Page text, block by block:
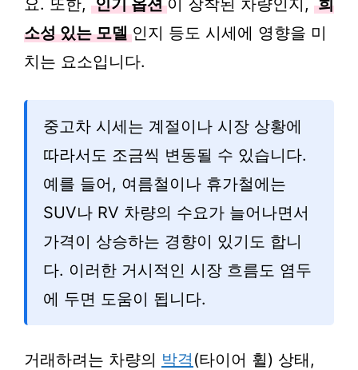
요. 또한, 인기 옵션 이 장착된 차량인지, 희
소성 있는 모델 인지 등도 시세에 영향을 미
치는 요소입니다.
중고차 시세는 계절이나 시장 상황에
따라서도 조금씩 변동될 수 있습니다.
예를 들어, 여름철이나 휴가철에는
SUV나 RV 차량의 수요가 늘어나면서
가격이 상승하는 경향이 있기도 합니
다. 이러한 거시적인 시장 흐름도 염두
에 두면 도움이 됩니다.
거래하려는 차량의 박격 (타이어 휠) 상태,